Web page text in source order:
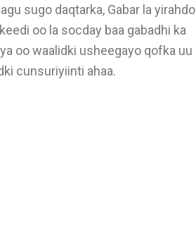
sugo daqtarka, Gabar la yirahdo
oo la socday baa gabadhi ka
oo waalidki usheegayo qofka uu
cunsuriyiinti ahaa.